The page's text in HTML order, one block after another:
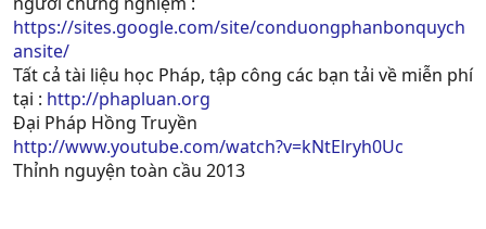
https://sites.google.com/site/conduongphanbonquych
ansite/
Tất cả tài liệu học Pháp, tập công các bạn tải về miễn phí
tại : http://phapluan.org
Đại Pháp Hồng Truyền
http://www.youtube.com/watch?v=kNtElryh0Uc
Thỉnh nguyện toàn cầu 2013